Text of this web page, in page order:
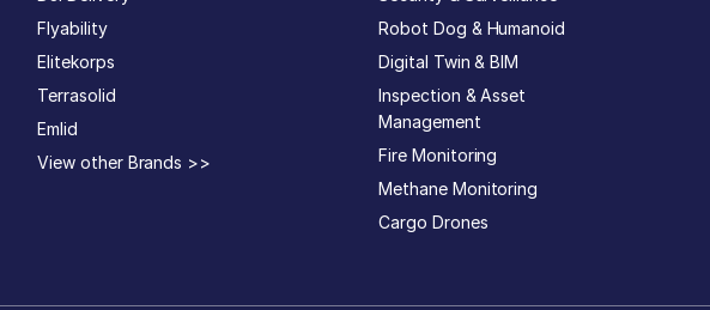
Flyability
Elitekorps
Terrasolid
Emlid
View other Brands >>
Robot Dog & Humanoid
Digital Twin & BIM
Inspection & Asset
Management
Fire Monitoring
Methane Monitoring
Cargo Drones